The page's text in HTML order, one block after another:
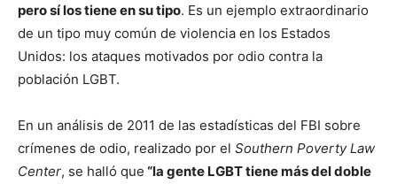
pero sí los tiene en su tipo. Es un ejemplo extraordinario
de un tipo muy común de violencia en los Estados
Unidos: los ataques motivados por odio contra la
población LGBT.
En un análisis de 2011 de las estadísticas del FBI sobre
crímenes de odio, realizado por el Southern Poverty Law
Center, se halló que “la gente LGBT tiene más del doble